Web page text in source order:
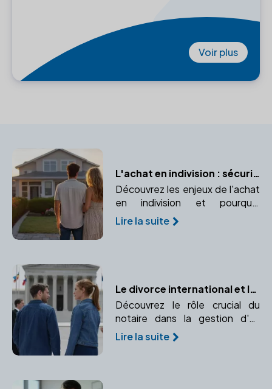
Voir plus
L'achat en indivision : sécuriser votre bien à deux avec un notaire
Découvrez les enjeux de l'achat
en indivision et pourquoi
consulter un notaire est
indispensable pour protéger vos
Lire la suite
Le divorce international et le rôle essentiel du notaire
Découvrez le rôle crucial du
notaire dans la gestion d'un
divorce international, de
l'application des conventions
Lire la suite